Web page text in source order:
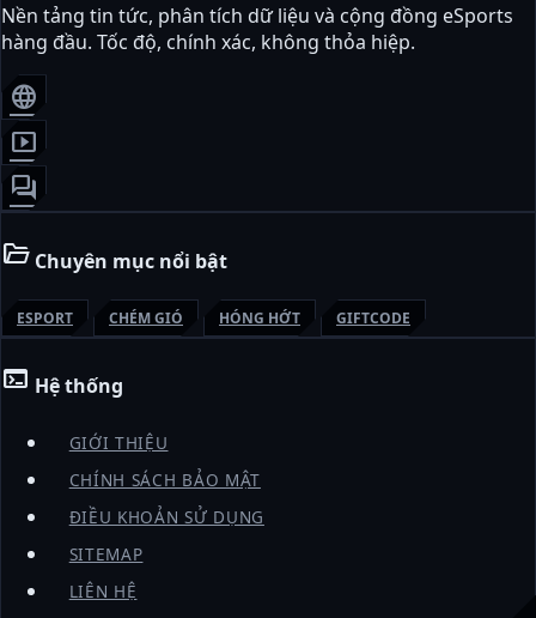
Nền tảng tin tức, phân tích dữ liệu và cộng đồng eSports
hàng đầu. Tốc độ, chính xác, không thỏa hiệp.
language
smart_display
forum
folder_open Chuyên mục nổi bật
ESPORT CHÉM GIÓ HÓNG HỚT GIFTCODE
terminal Hệ thống
GIỚI THIỆU
CHÍNH SÁCH BẢO MẬT
ĐIỀU KHOẢN SỬ DỤNG
SITEMAP
LIÊN HỆ